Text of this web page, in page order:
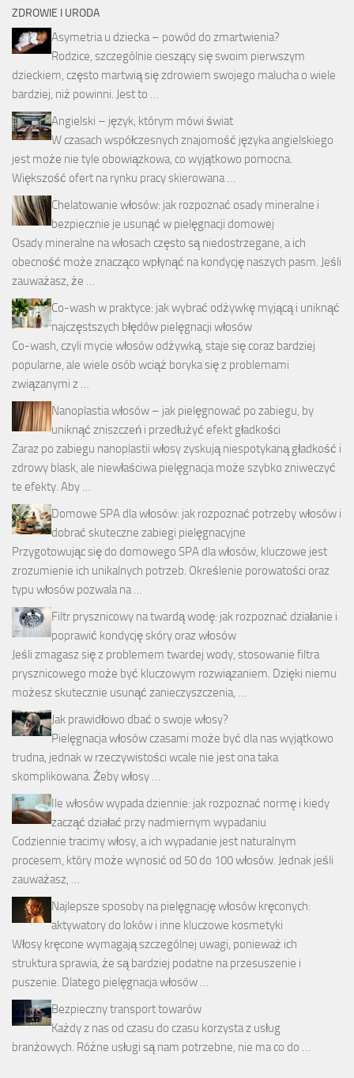
ZDROWIE I URODA
Asymetria u dziecka – powód do zmartwienia?
Rodzice, szczególnie cieszący się swoim pierwszym
dzieckiem, często martwią się zdrowiem swojego malucha o wiele
bardziej, niż powinni. Jest to …
Angielski – język, którym mówi świat
W czasach współczesnych znajomość języka angielskiego
jest może nie tyle obowiązkowa, co wyjątkowo pomocna.
Większość ofert na rynku pracy skierowana …
Chelatowanie włosów: jak rozpoznać osady mineralne i
bezpiecznie je usunąć w pielęgnacji domowej
Osady mineralne na włosach często są niedostrzegane, a ich
obecność może znacząco wpłynąć na kondycję naszych pasm. Jeśli
zauważasz, że …
Co-wash w praktyce: jak wybrać odżywkę myjącą i uniknąć
najczęstszych błędów pielęgnacji włosów
Co-wash, czyli mycie włosów odżywką, staje się coraz bardziej
popularne, ale wiele osób wciąż boryka się z problemami
związanymi z …
Nanoplastia włosów – jak pielęgnować po zabiegu, by
uniknąć zniszczeń i przedłużyć efekt gładkości
Zaraz po zabiegu nanoplastii włosy zyskują niespotykaną gładkość i
zdrowy blask, ale niewłaściwa pielęgnacja może szybko zniweczyć
te efekty. Aby …
Domowe SPA dla włosów: jak rozpoznać potrzeby włosów i
dobrać skuteczne zabiegi pielęgnacyjne
Przygotowując się do domowego SPA dla włosów, kluczowe jest
zrozumienie ich unikalnych potrzeb. Określenie porowatości oraz
typu włosów pozwala na …
Filtr prysznicowy na twardą wodę: jak rozpoznać działanie i
poprawić kondycję skóry oraz włosów
Jeśli zmagasz się z problemem twardej wody, stosowanie filtra
prysznicowego może być kluczowym rozwiązaniem. Dzięki niemu
możesz skutecznie usunąć zanieczyszczenia, …
Jak prawidłowo dbać o swoje włosy?
Pielęgnacja włosów czasami może być dla nas wyjątkowo
trudna, jednak w rzeczywistości wcale nie jest ona taka
skomplikowana. Żeby włosy …
Ile włosów wypada dziennie: jak rozpoznać normę i kiedy
zacząć działać przy nadmiernym wypadaniu
Codziennie tracimy włosy, a ich wypadanie jest naturalnym
procesem, który może wynosić od 50 do 100 włosów. Jednak jeśli
zauważasz, …
Najlepsze sposoby na pielęgnację włosów kręconych:
aktywatory do loków i inne kluczowe kosmetyki
Włosy kręcone wymagają szczególnej uwagi, ponieważ ich
struktura sprawia, że są bardziej podatne na przesuszenie i
puszenie. Dlatego pielęgnacja włosów …
Bezpieczny transport towarów
Każdy z nas od czasu do czasu korzysta z usług
branżowych. Różne usługi są nam potrzebne, nie ma co do …